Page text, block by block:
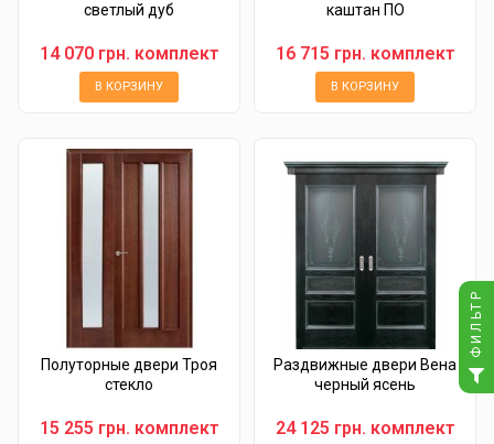
светлый дуб
14 070 грн. комплект
В КОРЗИНУ
каштан ПО
16 715 грн. комплект
В КОРЗИНУ
Полуторные двери Троя
стекло
15 255 грн. комплект
Раздвижные двери Вена
черный ясень
24 125 грн. комплект
ФИЛЬТР